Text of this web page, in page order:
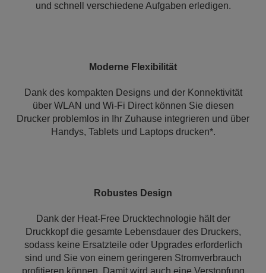
und schnell verschiedene Aufgaben erledigen.
Moderne Flexibilität
Dank des kompakten Designs und der Konnektivität
über WLAN und Wi-Fi Direct können Sie diesen
Drucker problemlos in Ihr Zuhause integrieren und über
Handys, Tablets und Laptops drucken*.
Robustes Design
Dank der Heat-Free Drucktechnologie hält der
Druckkopf die gesamte Lebensdauer des Druckers,
sodass keine Ersatzteile oder Upgrades erforderlich
sind und Sie von einem geringeren Stromverbrauch
profitieren können. Damit wird auch eine Verstopfung